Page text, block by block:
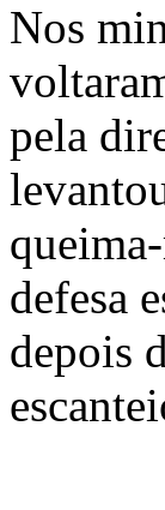
Nos
pela
defesa
depois